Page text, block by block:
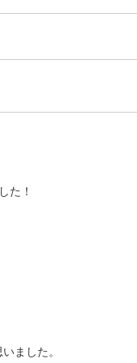
た！
ました。